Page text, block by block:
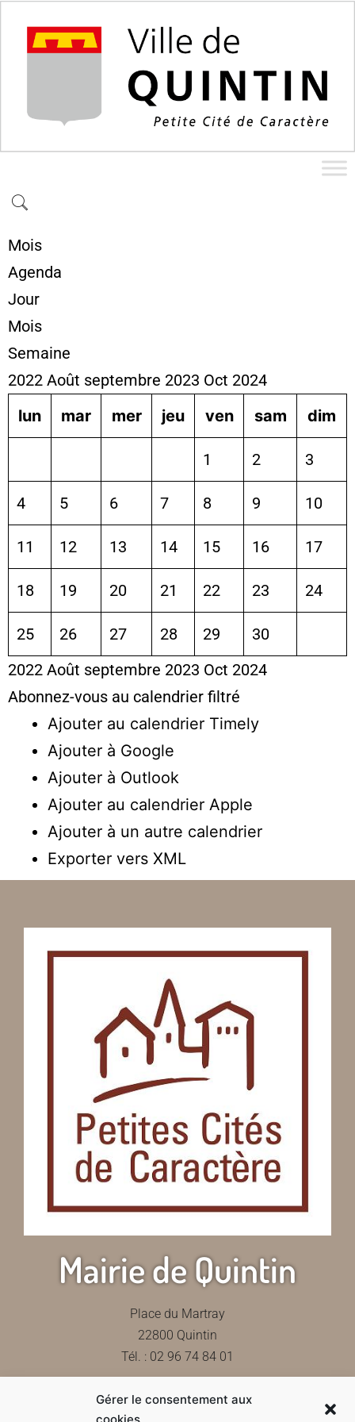
Gérer le consentement aux
Mois
Agenda
Jour
Mois
Semaine
2022 Août septembre 2023 Oct 2024
lun
mar mer jeu ven sam dim
1 2 3
4 5 6 7 8 9 10
11 12 13 14 15 16 17
18 19 20 21 22 23 24
25 26 27 28 29
30
2022 Août septembre 2023 Oct 2024
Abonnez-vous au calendrier filtré
Ajouter au calendrier Timely
Ajouter à Google
Ajouter à Outlook
Ajouter au calendrier Apple
Ajouter à un autre calendrier
Exporter vers XML
Mairie de Quintin
Place du Martray
22800 Quintin
Tél. : 02 96 74 84 01
Contactez-nous